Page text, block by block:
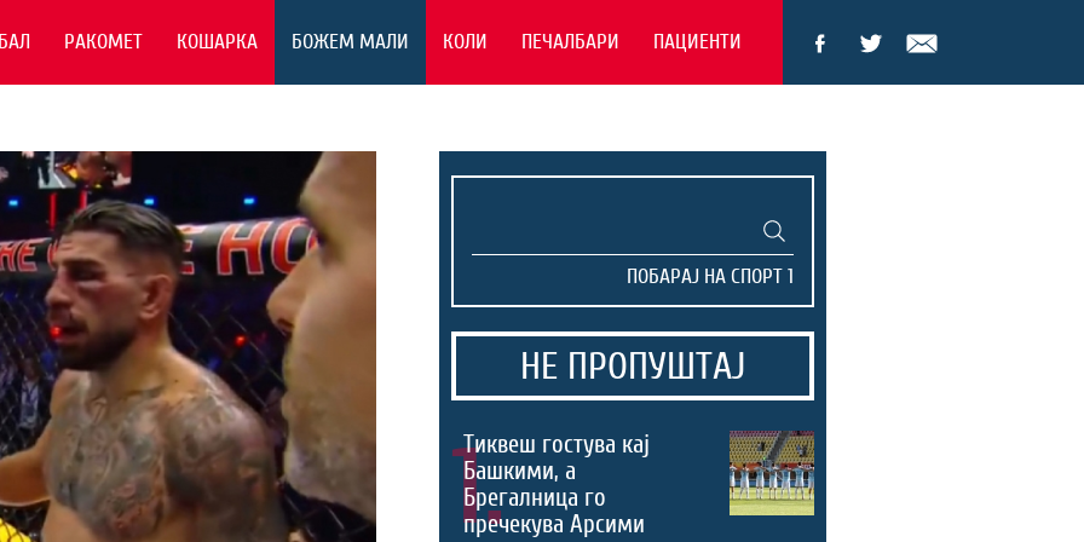
РАКОМЕТ КОШАРКА БОЖЕМ МАЛИ КОЛИ ПЕЧАЛБАРИ ПАЦИЕНТИ
НЕ ПРОПУШТАЈ
1.
Тиквеш гостува кај
Башкими, а
Брегалница го
пречекува Арсими